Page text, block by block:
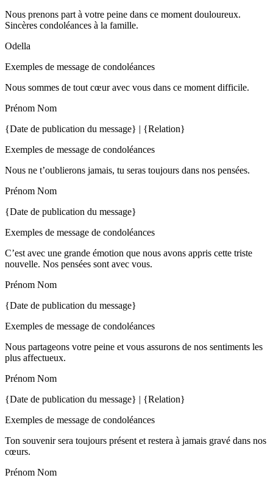
Nous prenons part à votre peine dans ce moment douloureux.
Sincères condoléances à la famille.
Odella
Exemples de message de condoléances
Nous sommes de tout cœur avec vous dans ce moment difficile.
Prénom Nom
{Date de publication du message} | {Relation}
Exemples de message de condoléances
Nous ne t’oublierons jamais, tu seras toujours dans nos pensées.
Prénom Nom
{Date de publication du message}
Exemples de message de condoléances
C’est avec une grande émotion que nous avons appris cette triste
nouvelle. Nos pensées sont avec vous.
Prénom Nom
{Date de publication du message}
Exemples de message de condoléances
Nous partageons votre peine et vous assurons de nos sentiments les
plus affectueux.
Prénom Nom
{Date de publication du message} | {Relation}
Exemples de message de condoléances
Ton souvenir sera toujours présent et restera à jamais gravé dans nos
cœurs.
Prénom Nom